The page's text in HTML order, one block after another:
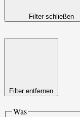
Filter schließen
Filter entfernen
Was